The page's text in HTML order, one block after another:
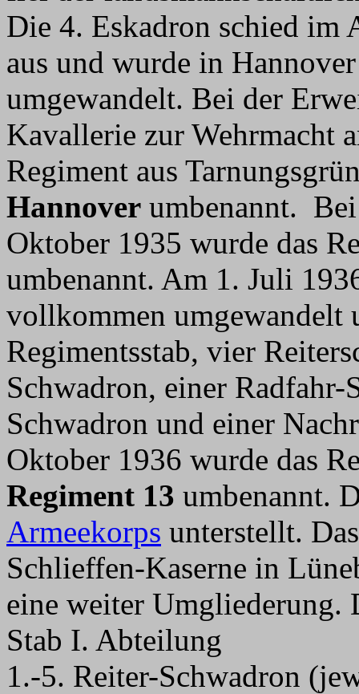
Die 4. Eskadron schied im
aus und wurde in
umgewandelt. Bei der
Kavallerie zur Wehrmacht
Regiment aus
Hannover umbenannt.
Oktober 1935 wurde das
umbenannt. Am 1. Juli
vollkommen umgewandelt
Regimentsstab, vier
Schwadron, einer Radfahr-
Schwadron und einer
Oktober 1936 wurde das
Regiment 13 umbenannt.
Armeekorps unterstellt.
Schlieffen-Kaserne in
eine weiter Umgliederung.
Stab I. Abteilung
1.-5. Reiter-Schwadron